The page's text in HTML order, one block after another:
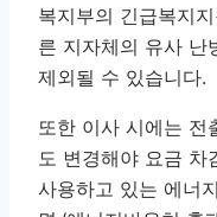
복지부의 긴급복지
른 지자체의 유사 난
제외될 수 있습니다.
또한 이사 시에는 전
도 변경해야 요금 차
사용하고 있는 에너